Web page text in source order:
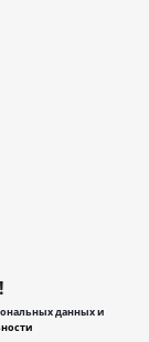
данных и